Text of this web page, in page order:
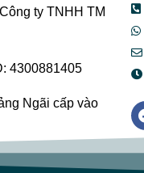
ty TNHH TM
4300881405
Ngãi cấp vào